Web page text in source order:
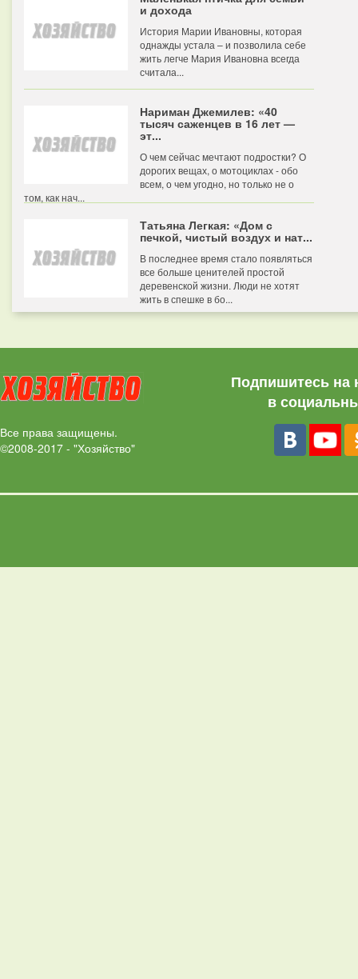
и дохода
История Марии Ивановны, которая
однажды устала – и позволила себе
жить легче Мария Ивановна всегда
считала...
Нариман Джемилев: «40
тысяч саженцев в 16 лет —
эт...
О чем сейчас мечтают подростки? О
дорогих вещах, о мотоциклах - обо
всем, о чем угодно, но только не о
том, как нач...
Татьяна Легкая: «Дом с
печкой, чистый воздух и нат...
В последнее время стало появляться
все больше ценителей простой
деревенской жизни. Люди не хотят
жить в спешке в бо...
Все права защищены.
©2008-2017 - "Хозяйство"
Подпишитесь на
в